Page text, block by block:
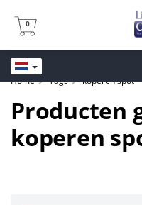
0
0
Home Tags koperen spot
Producten
koperen